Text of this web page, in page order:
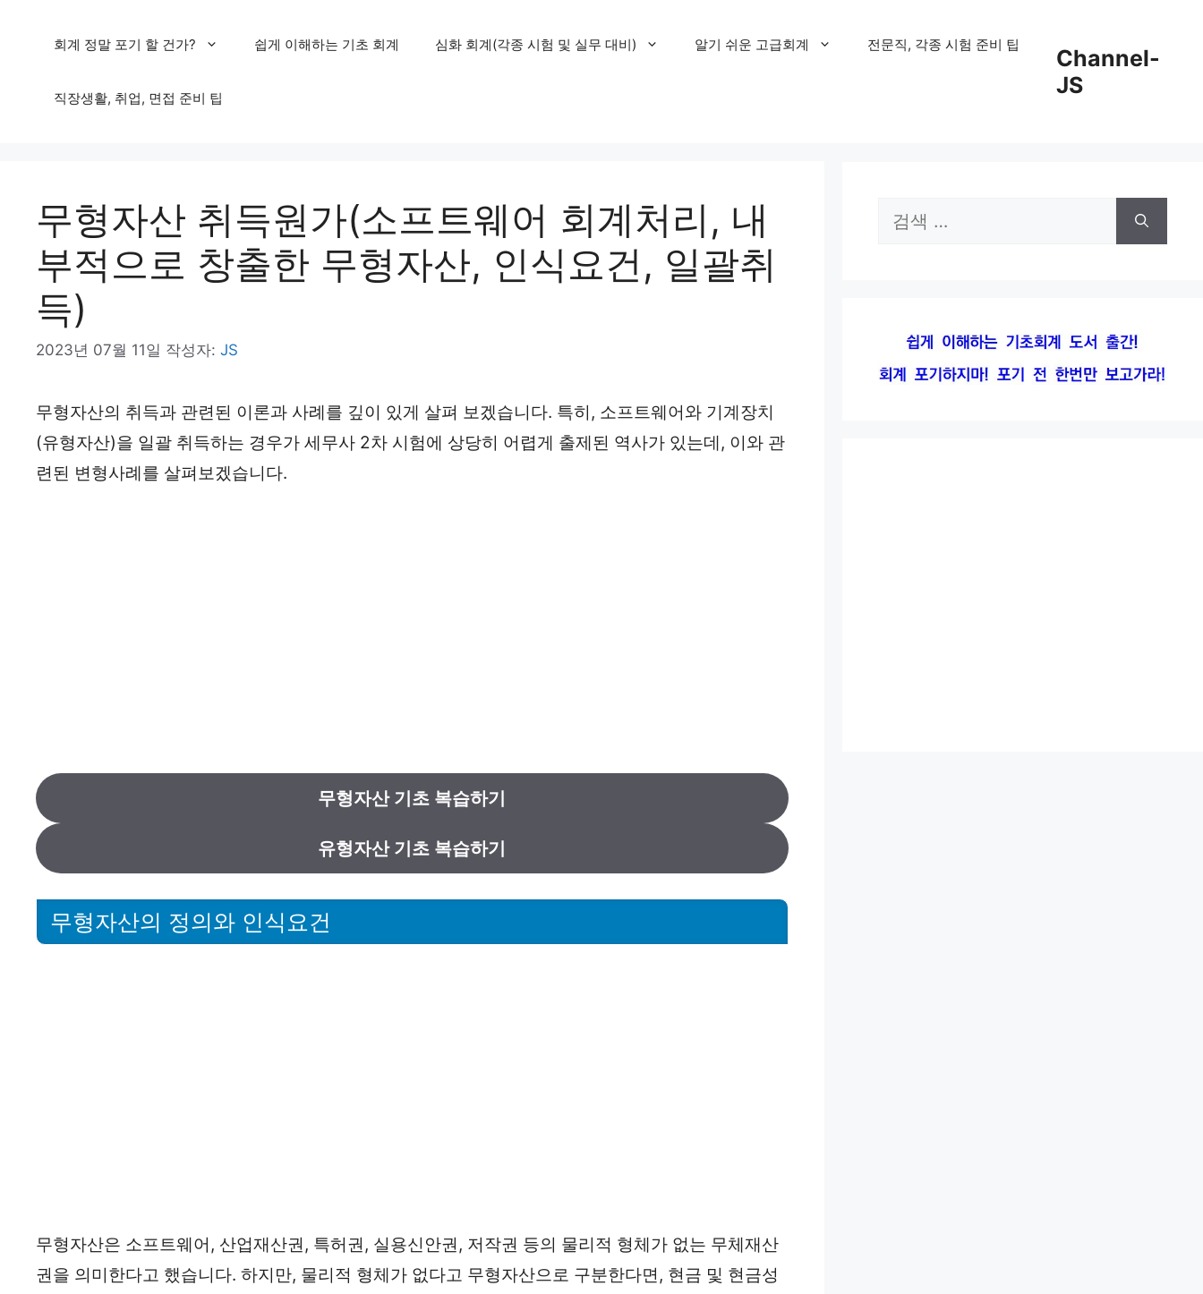
Channel-
JS
회계 정말 포기 할 건가? 쉽게 이해하는 기초 회계 심화 회계(각종 시험 및 실무 대비) 알기 쉬운 고급회계 전문직, 각종 시험 준비 팁
직장생활, 취업, 면접 준비 팁
무형자산 취득원가(소프트웨어 회계처리, 내
부적으로 창출한 무형자산, 인식요건, 일괄취
득)
2023년 07월 11일 작성자: JS
무형자산의 취득과 관련된 이론과 사례를 깊이 있게 살펴 보겠습니다. 특히, 소프트웨어와 기계장치
(유형자산)을 일괄 취득하는 경우가 세무사 2차 시험에 상당히 어렵게 출제된 역사가 있는데, 이와 관
련된 변형사례를 살펴보겠습니다.
무형자산 기초 복습하기
유형자산 기초 복습하기
무형자산의 정의와 인식요건
무형자산은 소프트웨어, 산업재산권, 특허권, 실용신안권, 저작권 등의 물리적 형체가 없는 무체재산
권을 의미한다고 했습니다. 하지만, 물리적 형체가 없다고 무형자산으로 구분한다면, 현금 및 현금성
검